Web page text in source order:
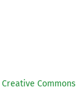
Creative Commons